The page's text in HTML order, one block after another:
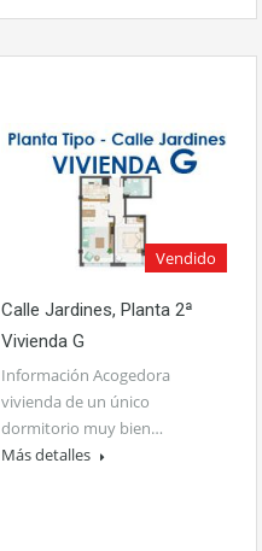
Vendido
Calle Jardines, Planta 2ª
Vivienda G
Información Acogedora
vivienda de un único
dormitorio muy bien…
Más detalles